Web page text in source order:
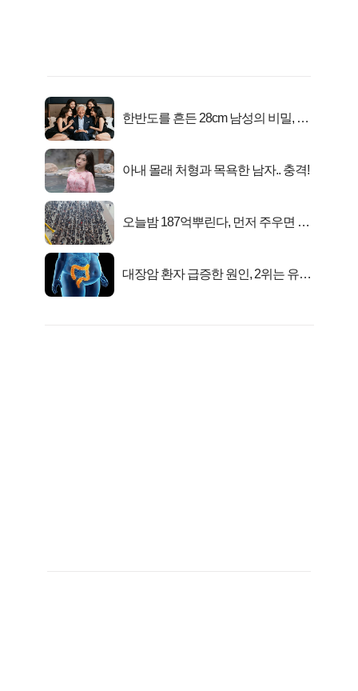
한반도를 흔든 28cm 남성의 비밀, 매
아내 몰래 처형과 목욕한 남자.. 충격!
오늘밤 187억뿌린다, 먼저 주우면 최
대장암 환자 급증한 원인, 2위는 유산